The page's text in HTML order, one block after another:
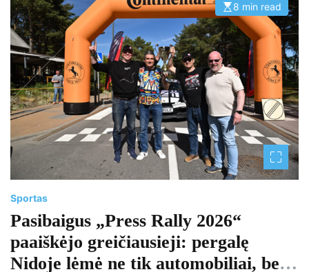
E
s
t
i
m
a
e
d
r
e
a
d
t
i
m
e
8 min read
Sportas
Pasibaigus „Press Rally 2026“
paaiškėjo greičiausieji: pergalę
Nidoje lėmė ne tik automobiliai, bet